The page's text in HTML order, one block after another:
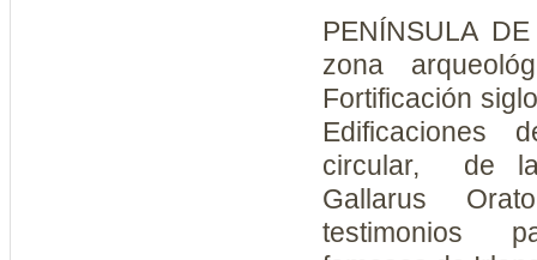
PENÍNSULA
zona
Fortificación
Edificaciones
circular, de
Gallarus
testimonios